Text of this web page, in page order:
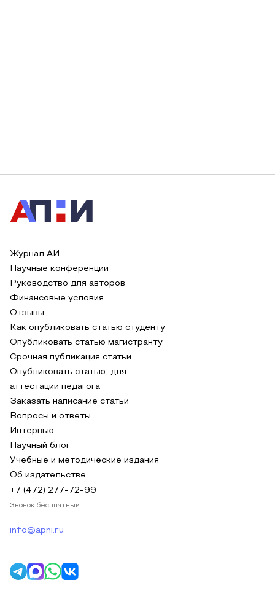
Журнал АИ
Научные конференции
Руководство для авторов
Финансовые условия
Отзывы
Как опубликовать статью студенту
Опубликовать статью магистранту
Срочная публикация статьи
Опубликовать статью для
аттестации педагога
Заказать написание статьи
Вопросы и ответы
Интервью
Научный блог
Учебные и методические издания
Об издательстве
+7 (472) 277-72-99
Звонок бесплатный
info@apni.ru